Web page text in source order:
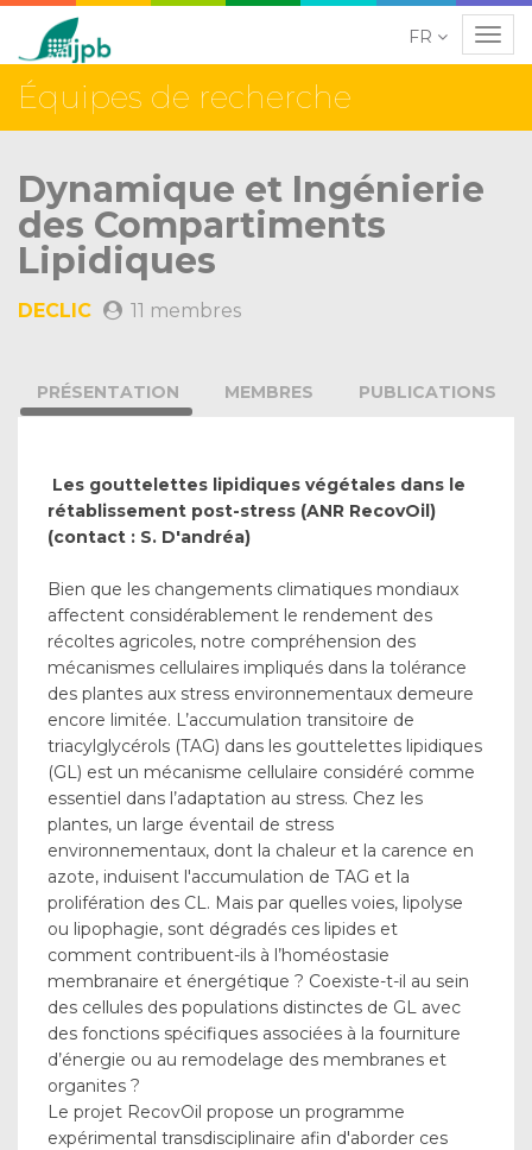
FR
Équipes de recherche
Dynamique et Ingénierie
des Compartiments
Lipidiques
DECLIC 11 membres
PRÉSENTATION MEMBRES PUBLICATIONS
Les gouttelettes lipidiques végétales dans le
rétablissement post-stress (ANR RecovOil)
(contact : S. D'andréa)
Bien que les changements climatiques mondiaux
affectent considérablement le rendement des
récoltes agricoles, notre compréhension des
mécanismes cellulaires impliqués dans la tolérance
des plantes aux stress environnementaux demeure
encore limitée. L’accumulation transitoire de
triacylglycérols (TAG) dans les gouttelettes lipidiques
(GL) est un mécanisme cellulaire considéré comme
essentiel dans l’adaptation au stress. Chez les
plantes, un large éventail de stress
environnementaux, dont la chaleur et la carence en
azote, induisent l'accumulation de TAG et la
prolifération des CL. Mais par quelles voies, lipolyse
ou lipophagie, sont dégradés ces lipides et
comment contribuent-ils à l’homéostasie
membranaire et énergétique ? Coexiste-t-il au sein
des cellules des populations distinctes de GL avec
des fonctions spécifiques associées à la fourniture
d’énergie ou au remodelage des membranes et
organites ?
Le projet RecovOil propose un programme
expérimental transdisciplinaire afin d'aborder ces